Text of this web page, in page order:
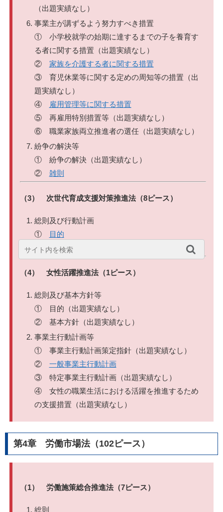
（出題実績なし）
事業主が講ずるよう努力すべき措置
① 小学校就学の始期に達するまでの子を養育す
る者に関する措置（出題実績なし）
② 家族を介護する者に関する措置
③ 育児休業等に関する定めの周知等の措置（出
題実績なし）
④
雇用管理等に関する措置
⑤ 再雇用特別措置等（出題実績なし）
⑥ 職業家族両立推進者の選任（出題実績なし）
紛争の解決等
① 紛争の解決（出題実績なし）
② 雑則
（3） 次世代育成支援対策推進法（8ピース）
総則及び行動計画
①
目的
②行動計画
（4） 女性活躍推進法（1ピース）
総則及び基本方針等
① 目的（出題実績なし）
② 基本方針（出題実績なし）
事業主行動計画等
① 事業主行動計画策定指針（出題実績なし）
② 一般事業主行動計画
③ 特定事業主行動計画（出題実績なし）
④ 女性の職業生活における活躍を推進するため
の支援措置（出題実績なし）
第4章 労働市場法（102ピース）
（1） 労働施策総合推進法（7ピース）
総則